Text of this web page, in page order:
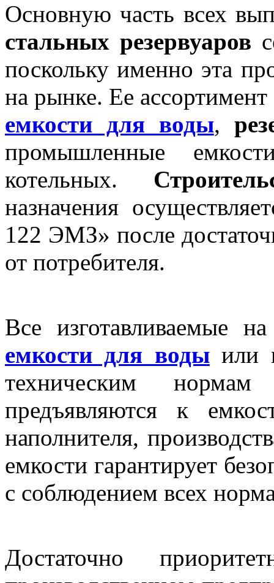
Основную часть всех
стальных резервуаров
поскольку именно эта
на рынке. Ее
емкости для воды,
промышленные
котельных.
назначения
122 ЭМЗ» после
от потребителя.
Все изготавливаемые
емкости для водыили
техническим
предъявляются к
наполнителя,
емкости гарантирует
с соблюдением всех
Достаточно